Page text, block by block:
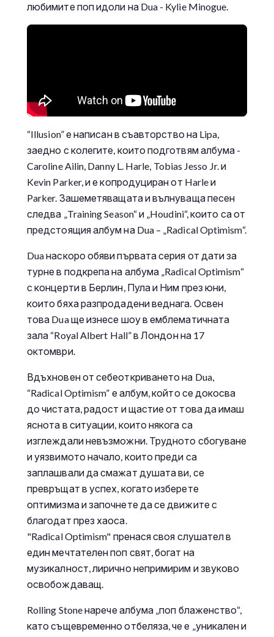
любимите поп идоли на Dua - Kylie Minogue.
“Illusion” е написан в съавторство на Lipa,
заедно с колегите, които подготвям албума -
Caroline Ailin, Danny L. Harle, Tobias Jesso Jr. и
Kevin Parker, и е копродуциран от Harle и
Parker. Зашеметяващата и вълнуваща песен
следва „Training Season“ и „Houdini“, които са от
предстоящия албум на Dua – „Radical Optimism“.
Dua наскоро обяви първата серия от дати за
турне в подкрепа на албума „Radical Optimism“
с концерти в Берлин, Пула и Ним през юни,
които бяха разпродадени веднага. Освен
това Dua ще изнесе шоу в емблематичната
зала “Royal Albert Hall” в Лондон на 17
октомври.
Вдъхновен от себеоткриването на Dua,
“Radical Optimism” е албум, който се докосва
до чистата, радост и щастие от това да имаш
яснота в ситуации, които някога са
изглеждали невъзможни. Трудното сбогуване
и уязвимото начало, които преди са
заплашвали да смажат душата ви, се
превръщат в успех, когато изберете
оптимизма и започнете да се движите с
благодат през хаоса.
"Radical Optimism" пренася своя слушател в
един мечтателен поп свят, богат на
музикалност, лирично непримирим и звуково
освобождаващ.
Rolling Stone нарече албума „поп блаженство“,
като същевременно отбеляза, че е „уникален и